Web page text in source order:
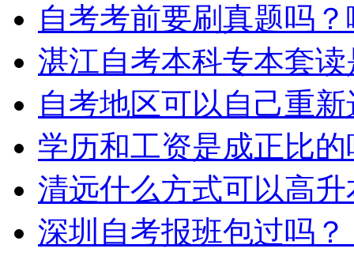
自考考前要刷真题吗
湛江自考本科专本套
自考地区可以自己重
学历和工资是成正比的
清远什么方式可以高升
深圳自考报班包过吗？